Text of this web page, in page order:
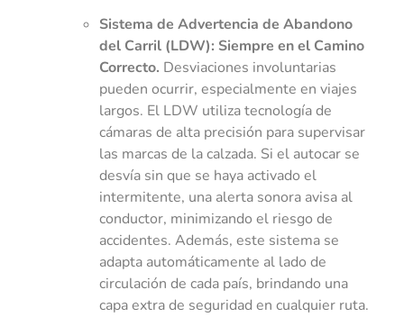
Sistema de Advertencia de Abandono
del Carril (LDW): Siempre en el Camino
Correcto. Desviaciones involuntarias
pueden ocurrir, especialmente en viajes
largos. El LDW utiliza tecnología de
cámaras de alta precisión para supervisar
las marcas de la calzada. Si el autocar se
desvía sin que se haya activado el
intermitente, una alerta sonora avisa al
conductor, minimizando el riesgo de
accidentes. Además, este sistema se
adapta automáticamente al lado de
circulación de cada país, brindando una
capa extra de seguridad en cualquier ruta.